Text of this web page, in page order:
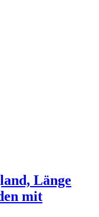
Länge
mit